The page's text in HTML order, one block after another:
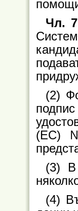
Чл.
(2)
(ЕС) №
(3) В
(4)